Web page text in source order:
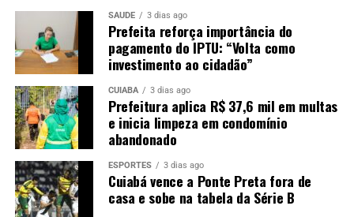
SAÚDE 3 dias ago
Prefeita reforça importância do
pagamento do IPTU: “Volta como
investimento ao cidadão”
CUIABÁ 3 dias ago
Prefeitura aplica R$ 37,6 mil em multas
e inicia limpeza em condomínio
abandonado
ESPORTES 3 dias ago
Cuiabá vence a Ponte Preta fora de
casa e sobe na tabela da Série B